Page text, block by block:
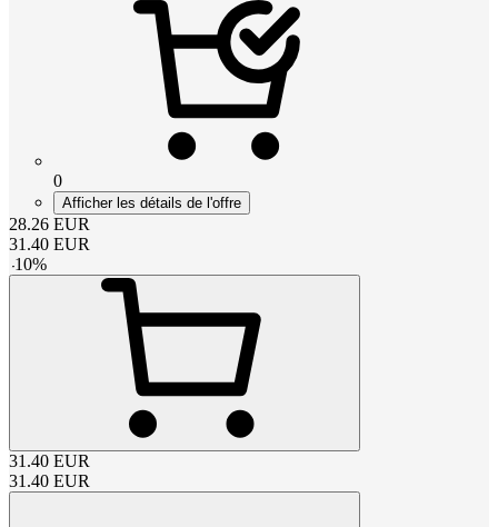
0
Afficher les détails de l'offre
28.26 EUR
31.40 EUR
-10%
31.40 EUR
31.40 EUR